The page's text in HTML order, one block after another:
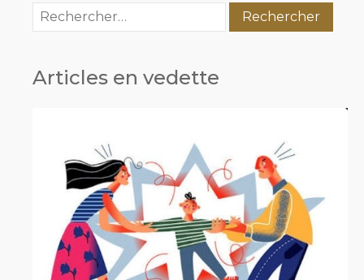
Rechercher :
Articles en vedette